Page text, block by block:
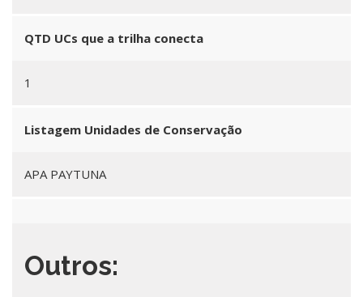
QTD UCs que a trilha conecta
1
Listagem Unidades de Conservação
APA PAYTUNA
Outros: